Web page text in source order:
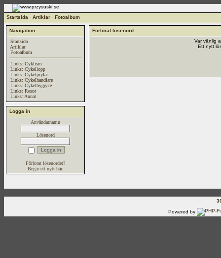
Startsida · Artiklar · Fotoalbum
Navigation
Startsida
Artiklar
Fotoalbum
Links: Cyklism
Links: Cykellopp
Links: Cykelprylar
Links: Cykelhandlare
Links: Cykelbyggare
Links: Resor
Links: Annat
Logga in
Användarnamn
Lösenord
Förlorat lösenordet?
Begär ett nytt här.
Förlorat lösenord
Var vänlig
Ett nytt
Powered by